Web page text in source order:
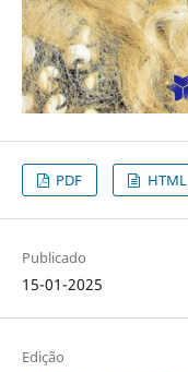
PDF HTML
Publicado
15-01-2025
Edição